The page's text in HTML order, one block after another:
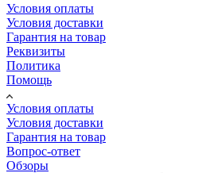
Условия оплаты
Условия доставки
Гарантия на товар
Реквизиты
Политика
Помощь
Условия оплаты
Условия доставки
Гарантия на товар
Вопрос-ответ
Обзоры